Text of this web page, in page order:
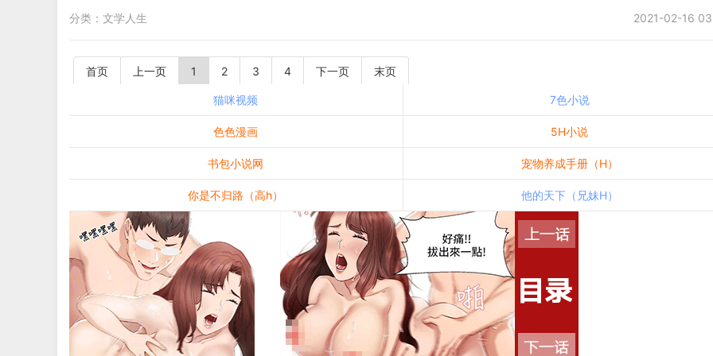
2021-02-16
分类： 文学人生
首页 上一页 1 2 3 4 下一页 末页
猫咪视频 7色小说
色色漫画 5H小说
书包小说网 宠物养成手册（H）
你是不归路（高h） 他的天下（兄妹H）